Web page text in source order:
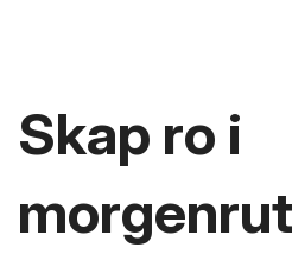
Skap ro i